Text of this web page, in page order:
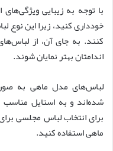
با توجه به زیبایی
خودداری کنید، زیرا این نوع
کنند. به جای آن، از
اندامتان بهتر نمایان شوند.
لباس‌های مدل ماهی به
شده‌اند و به استایل
برای انتخاب لباس مجلسی
ماهی استفاده کنید.